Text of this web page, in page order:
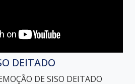
DEITADO
DE SISO DEITADO